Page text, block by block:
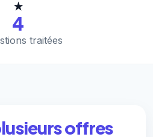
★
4
traitées
offres